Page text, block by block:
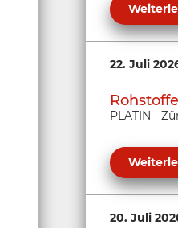
22. Juli
PLATIN -
20. Juli